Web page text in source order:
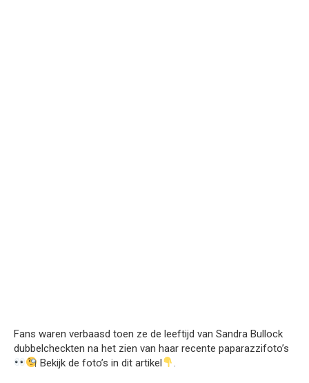
Fans waren verbaasd toen ze de leeftijd van Sandra Bullock
dubbelcheckten na het zien van haar recente paparazzifoto’s
Bekijk de foto’s in dit artikel
.